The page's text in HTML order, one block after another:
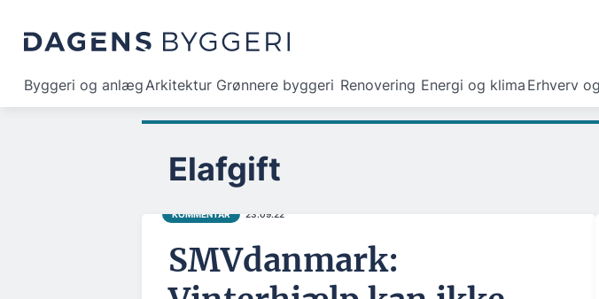
Byggeri og anlægArkitektur Grønnere byggeri Renovering Energi og klima Erhverv
Elafgift
KOMMENTAR 23.09.22
SMVdanmark: